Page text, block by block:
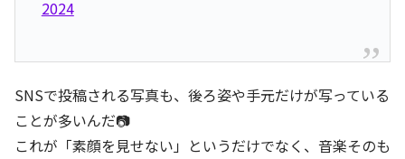
2024
SNSで投稿される写真も、後ろ姿や手元だけが写っている
ことが多いんだ📷
これが「素顔を見せない」というだけでなく、音楽そのも